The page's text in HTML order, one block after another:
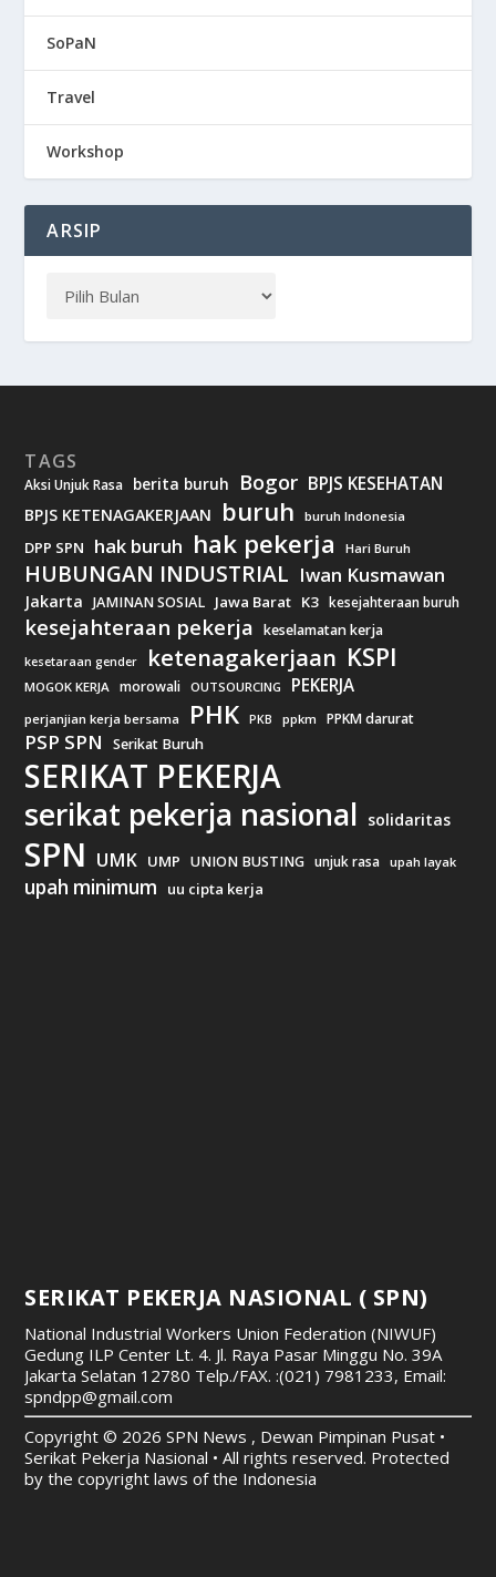
SoPaN
Travel
Workshop
ARSIP
TAGS
Aksi Unjuk Rasa berita buruh Bogor BPJS KESEHATAN
BPJS KETENAGAKERJAAN buruh buruh Indonesia
DPP SPN hak buruh hak pekerja Hari Buruh
HUBUNGAN INDUSTRIAL Iwan Kusmawan
Jakarta JAMINAN SOSIAL Jawa Barat K3 kesejahteraan buruh
kesejahteraan pekerja keselamatan kerja
kesetaraan gender ketenagakerjaan KSPI
MOGOK KERJA morowali OUTSOURCING PEKERJA
perjanjian kerja bersama PHK PKB ppkm PPKM darurat
PSP SPN Serikat Buruh
SERIKAT PEKERJA
serikat pekerja nasional solidaritas
SPN UMK UMP UNION BUSTING unjuk rasa upah layak
upah minimum uu cipta kerja
SERIKAT PEKERJA NASIONAL ( SPN)
National Industrial Workers Union Federation (NIWUF)
Gedung ILP Center Lt. 4. Jl. Raya Pasar Minggu No. 39A
Jakarta Selatan 12780 Telp./FAX. :(021) 7981233, Email:
spndpp@gmail.com
Copyright © 2026 SPN News , Dewan Pimpinan Pusat •
Serikat Pekerja Nasional • All rights reserved. Protected
by the copyright laws of the Indonesia